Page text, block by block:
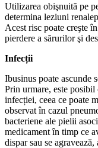
Utilizarea obişnuită pe
determina leziuni
Acest risc poate creşte
pierdere a sărurilor şi
Infecții
Ibusinus poate ascunde
Prin urmare, este posibil
infecției, ceea ce poate
observat în cazul
bacteriene ale pielii
medicament în timp ce
dispar sau se